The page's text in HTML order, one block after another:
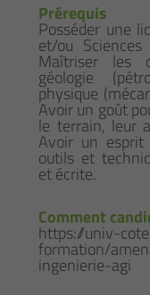
Prérequis
Posséder une
et/ou
Maîtriser les
géologie
physique
Avoir un goût
le terrain, leur
Avoir un esprit
outils et
et écrite.
Comment
https://univ-
formation/
ingenierie-agi